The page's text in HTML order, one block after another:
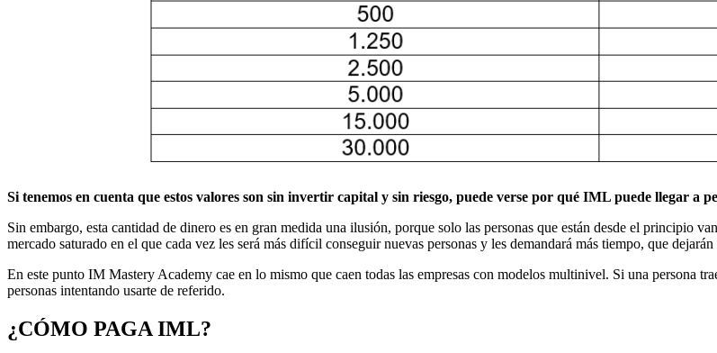
Si tenemos en cuenta que estos valores son sin invertir capital y sin riesgo, puede verse por qué IML puede llegar a
Sin embargo, esta cantidad de dinero es en gran medida una ilusión, porque solo las personas que están desde el principio
mercado saturado en el que cada vez les será más difícil conseguir nuevas personas y les demandará más tiempo, que
En este punto IM Mastery Academy cae en lo mismo que caen todas las empresas con modelos multinivel. Si una persona
personas intentando usarte de referido.
¿CÓMO PAGA IML?